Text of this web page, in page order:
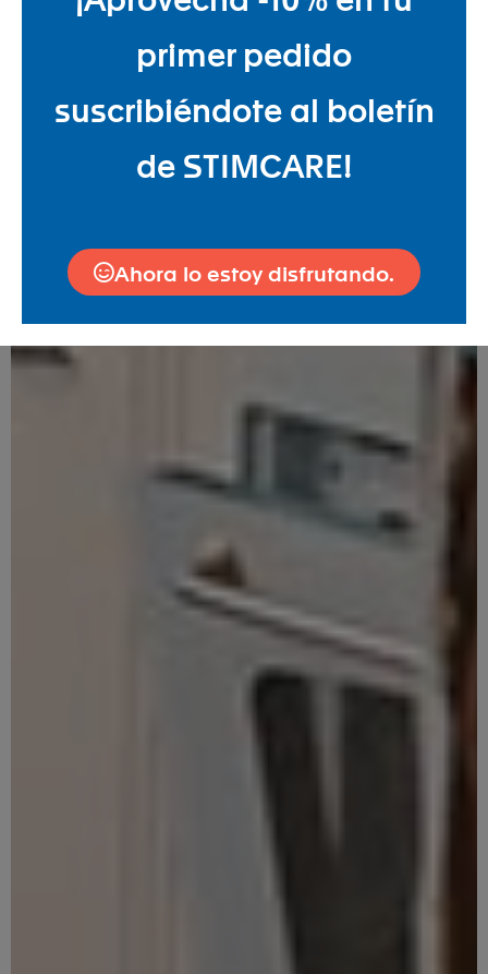
primer pedido
suscribiéndote al boletín
de STIMCARE!
Ahora lo estoy disfrutando.